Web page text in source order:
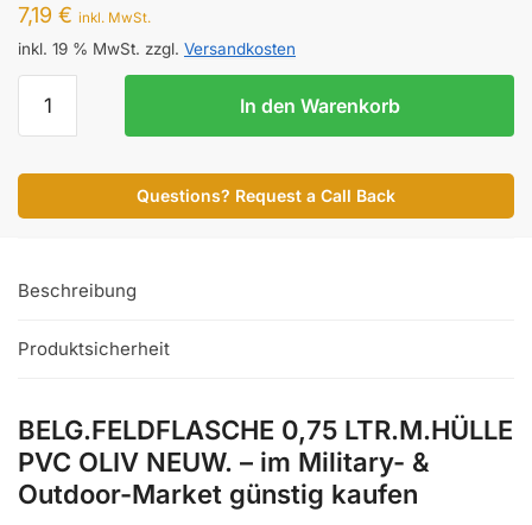
7,19 € inkl. MwSt.
inkl. 19 % MwSt. zzgl. Versandkosten
0,75
LTR.M.HÜLLE
PVC
In den Warenkorb
Questions? Request a Call Back
Beschreibung
Produktsicherheit
BELG.FELDFLASCHE 0,75 LTR.M.HÜLLE
PVC OLIV NEUW. – im Military- &
Outdoor-Market günstig kaufen